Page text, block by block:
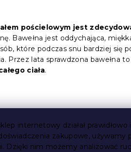
internetowy działał
zakupowe, używamy
Dzięki nim możemy analizować
pościelowym jest
Bawełna jest oddychająca,
które podczas snu bardziej się
Przez lata sprawdzona bawełna
ciała.